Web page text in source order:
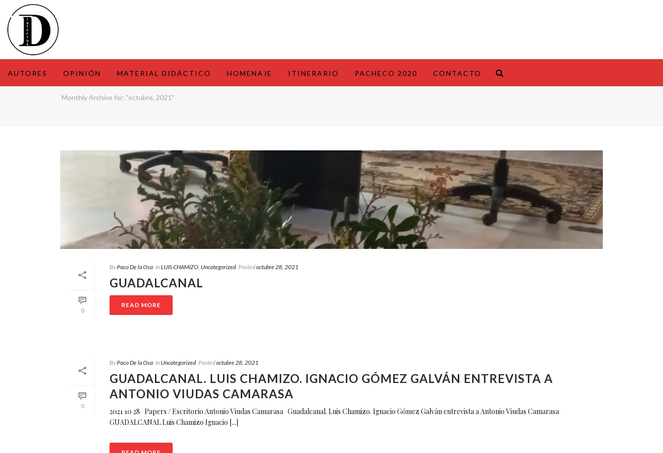
AUTORES OPINIÓN MATERIAL DIDÁCTICO HOMENAJE ITINERARIO PACHECO 2020 CONTACTO
Monthly Archive for: "octubre, 2021"
0
ByPaco De la Osa InLUIS CHAMIZO, Uncategorized Postedoctubre 28, 2021
GUADALCANAL
READ MORE
0
ByPaco De la Osa In Uncategorized Postedoctubre 28, 2021
GUADALCANAL. LUIS CHAMIZO. IGNACIO GÓMEZ GALVÁN ENTREVISTA A
ANTONIO VIUDAS CAMARASA
2021 10 28 Papers / Escritorio Antonio Viudas Camarasa Guadalcanal. Luis Chamizo. Ignacio Gómez Galván entrevista a Antonio Viudas Camarasa
GUADALCANAL Luis Chamizo Ignacio [...]